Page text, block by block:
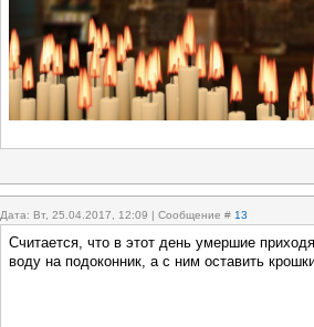
Дата: Вт, 25.04.2017, 12:09 | Сообщение # 13
Считается, что в этот день умершие
воду на подоконник, а с ним оставить